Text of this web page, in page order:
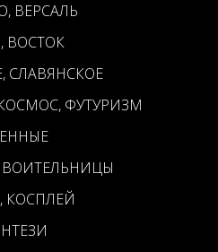
ВЕРСАЛЬ
ВОСТОК
СЛАВЯНСКОЕ
КОСМОС, ФУТУРИЗМ
КОСПЛЕЙ